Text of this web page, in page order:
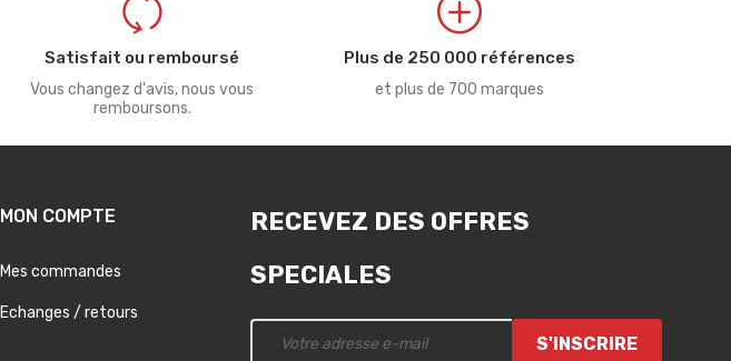
Satisfait ou remboursé
Vous changez d'avis, nous vous
remboursons.
Plus de 250 000 références
et plus de 700 marques
MON COMPTE
Mes commandes
Echanges / retours
RECEVEZ DES OFFRES
SPECIALES
S'INSCRIRE